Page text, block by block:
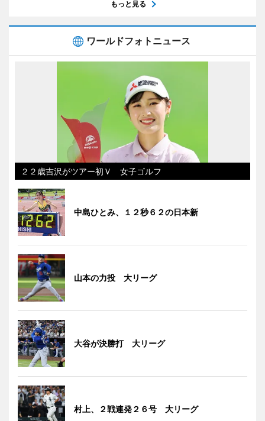
もっと見る
ワールドフォトニュース
２２歳吉沢がツアー初Ｖ 女子ゴルフ
中島ひとみ、１２秒６２の日本新
山本の力投 大リーグ
大谷が決勝打 大リーグ
村上、２戦連発２６号 大リーグ